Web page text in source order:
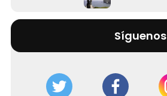
Síguenos